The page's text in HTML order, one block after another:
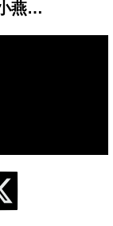
HeartVod : 20100831 SS小燕之夜 曾寶儀+許茹芸 1/5